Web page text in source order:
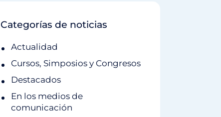
Categorías de noticias
Actualidad
Cursos, Simposios y Congresos
Destacados
En los medios de
comunicación